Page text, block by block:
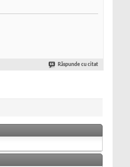
Răspunde cu citat